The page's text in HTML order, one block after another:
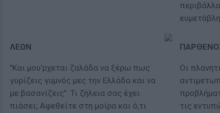
ΛΕΩΝ
"Και μου'ρχεται ζαλάδα να ξέρω πως
γυρίζεις γuμνός μες την Ελλάδα και να
με βασανίζεις". Τι ζήλεια σας έχει
πιάσει; Aφεθείτε στη μοίρα και ό,τι
Οι
τις